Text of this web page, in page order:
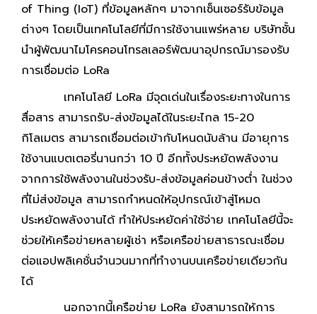
of Thing (IoT) ที่ข้อมูลหลักๆ มาจากเซ็นเซอร์รับข้อมูล
ต่างๆ โดยเป็นเทคโนโลยีที่มีการใช้งานแพร่หลาย บริษัทชั้น
นำผู้พัฒนาไมโครคอนโทรลเลอร์พัฒนาอุปกรณ์มารองรับ
การเชื่อมต่อ LoRa
เทคโนโลยี LoRa มีจุดเด่นในเรื่องระยะทางในการ
สื่อสาร สามารถรับ-ส่งข้อมูลได้ในระยะไกล 15-20
กิโลเมตร สามารถเชื่อมต่อเข้ากับโหนดนับล้าน มีอายุการ
ใช้งานแบตเตอรี่นานกว่า 10 ปี อีกทั้งประหยัดพลังงาน
จากการใช้พลังงานในช่วงรับ-ส่งข้อมูลค่อนข้างต่ำ ในช่วง
ที่ไม่ส่งข้อมูล สามารถกำหนดให้อุปกรณ์เข้าสู่โหมด
ประหยัดพลังงานได้ ทำให้ประหยัดค่าใช้จ่าย เทคโนโลยีนี้จะ
ช่วยให้เครือข่ายหลายผู้เช่า หรือเครือข่ายสาธารณะเชื่อม
ต่อแอปพลิเคชั่นจำนวนมากที่ทำงานบนเครือข่ายเดียวกัน
ได้
นอกจากนี้เครือข่าย LoRa ยังสามารถให้การ